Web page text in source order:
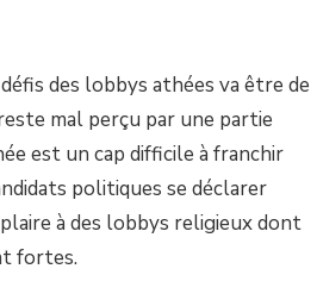
des lobbys athées va être de
mal perçu par une partie
est un cap difficile à franchir
politiques se déclarer
à des lobbys religieux dont
fortes.